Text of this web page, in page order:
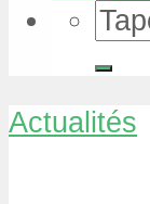
Actualités